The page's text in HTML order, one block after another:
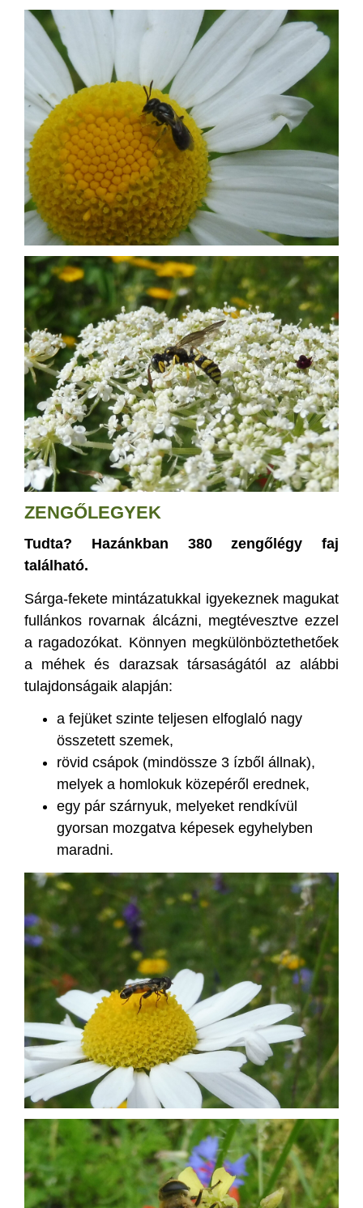
ZENGŐLEGYEK
Tudta? Hazánkban 380 zengőlégy faj
található.
Sárga-fekete mintázatukkal igyekeznek magukat
fullánkos rovarnak álcázni, megtévesztve ezzel
a ragadozókat. Könnyen megkülönböztethetőek
a méhek és darazsak társaságától az alábbi
tulajdonságaik alapján:
a fejüket szinte teljesen elfoglaló nagy
összetett szemek,
rövid csápok (mindössze 3 ízből állnak),
melyek a homlokuk közepéről erednek,
egy pár szárnyuk, melyeket rendkívül
gyorsan mozgatva képesek egyhelyben
maradni.